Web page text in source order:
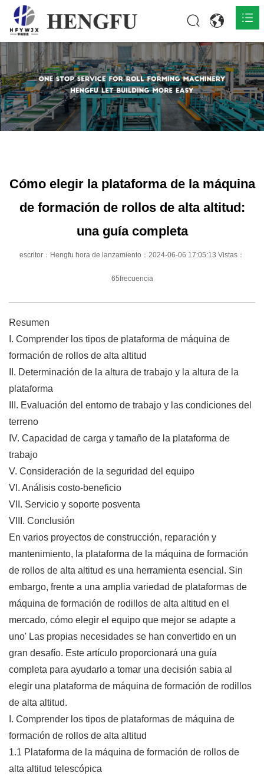
Inicio
Productos 
Acerca de 
Cómo elegir la plataforma de la máquina
de formación de rollos de alta altitud:
una guía completa
escritor：Hengfu hora de lanzamiento：2024-06-06 17:05:13 Vistas：
65frecuencia
Resumen
I. Comprender los tipos de plataforma de máquina de
formación de rollos de alta altitud
II. Determinación de la altura de trabajo y la altura de la
plataforma
III. Evaluación del entorno de trabajo y las condiciones del
terreno
IV. Capacidad de carga y tamaño de la plataforma de
trabajo
V. Consideración de la seguridad del equipo
VI. Análisis costo-beneficio
VII. Servicio y soporte posventa
VIII. Conclusión
En varios proyectos de construcción, reparación y
mantenimiento, la plataforma de la máquina de formación
de rollos de alta altitud es una herramienta esencial. Sin
embargo, frente a una amplia variedad de plataformas de
máquina de formación de rodillos de alta altitud en el
mercado, cómo elegir el equipo que mejor se adapte a
uno' Las propias necesidades se han convertido en un
gran desafío. Este artículo proporcionará una guía
completa para ayudarlo a tomar una decisión sabia al
elegir una plataforma de máquina de formación de rodillos
de alta altitud.
I. Comprender los tipos de plataformas de máquina de
formación de rollos de alta altitud
1.1 Plataforma de la máquina de formación de rollos de
alta altitud telescópica